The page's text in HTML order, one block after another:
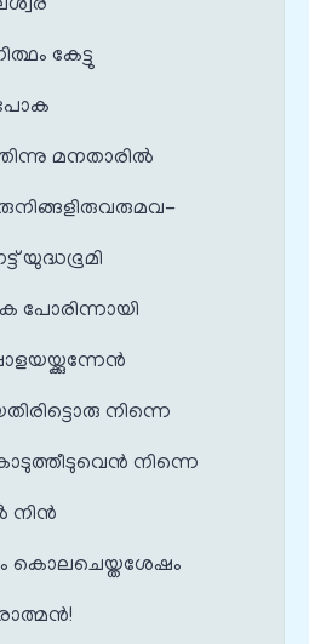
കേട്ടു
മനതാരിൽ
യുദ്ധഭൂമി
പോരിന്നായി
നിന്നെ
നിന്നെ
നിൻ
കൊലചെയ്തശേഷം